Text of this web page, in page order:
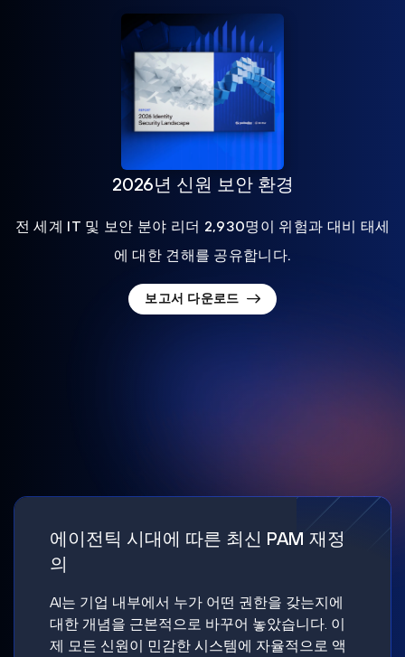
2026년 신원 보안 환경
전 세계 IT 및 보안 분야 리더 2,930명이 위험과 대비 태세
에 대한 견해를 공유합니다.
보고서 다운로드
에이전틱 시대에 따른 최신 PAM 재정
의
AI는 기업 내부에서 누가 어떤 권한을 갖는지에
대한 개념을 근본적으로 바꾸어 놓았습니다. 이
제 모든 신원이 민감한 시스템에 자율적으로 액